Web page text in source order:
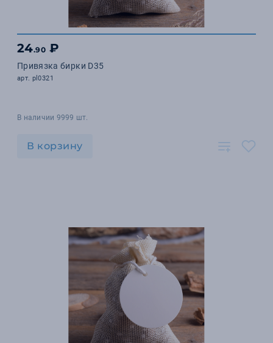
24.90 ₽
Привязка бирки D35
арт. pl0321
В наличии 9999 шт.
В корзину